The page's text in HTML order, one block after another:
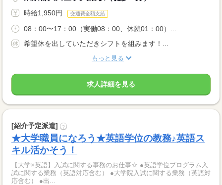
時給1,950円 交通費全額支給
08：00〜17：00（実働08：00、休憩01：00）...
希望休を出していただきシフトを組みます！...
もっと見る
求人詳細を見る
[紹介予定派遣] ?
★大学職員になろう★英語学位の教務♪英語ス
キル活かそう！
【大学×英語】入試に関する事務のお仕事☆ ●英語学位プログラム入
試に関する業務（英語対応含む） ●大学院入試に関する業務（英語対
応含む） ●出...